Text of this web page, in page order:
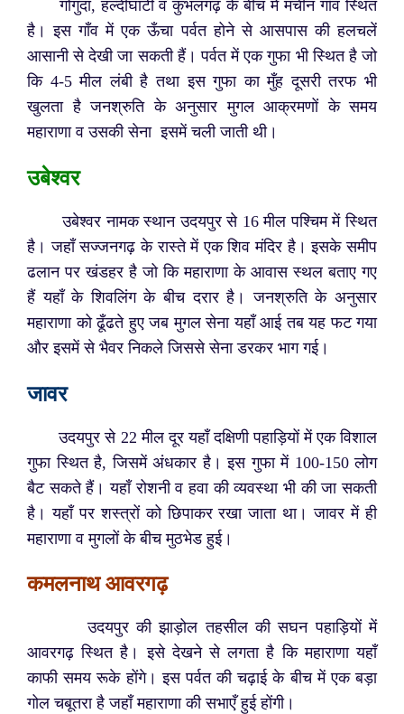
गोगुंदा, हल्दीघाटी व कुंभलगढ़ के बीच में मचीन गाँव स्थित
है। इस गाँव में एक ऊँचा पर्वत होने से आसपास की हलचलें
आसानी से देखी जा सकती हैं। पर्वत में एक गुफा भी स्थित है जो
कि 4-5 मील लंबी है तथा इस गुफा का मुँह दूसरी तरफ भी
खुलता है जनश्रुति के अनुसार मुगल आक्रमणों के समय
महाराणा व उसकी सेना इसमें चली जाती थी।
उबेश्वर
उबेश्वर नामक स्थान उदयपुर से 16 मील पश्चिम में स्थित
है। जहाँ सज्जनगढ़ के रास्ते में एक शिव मंदिर है। इसके समीप
ढलान पर खंडहर है जो कि महाराणा के आवास स्थल बताए गए
हैं यहाँ के शिवलिंग के बीच दरार है। जनश्रुति के अनुसार
महाराणा को ढूँढते हुए जब मुगल सेना यहाँ आई तब यह फट गया
और इसमें से भैवर निकले जिससे सेना डरकर भाग गई।
जावर
उदयपुर से 22 मील दूर यहाँ दक्षिणी पहाड़ियों में एक विशाल
गुफा स्थित है, जिसमें अंधकार है। इस गुफा में 100-150 लोग
बैट सकते हैं। यहाँ रोशनी व हवा की व्यवस्था भी की जा सकती
है। यहाँ पर शस्त्रों को छिपाकर रखा जाता था। जावर में ही
महाराणा व मुगलों के बीच मुठभेड हुई।
कमलनाथ आवरगढ़
उदयपुर की झाड़ोल तहसील की सघन पहाड़ियोंमें
आवरगढ़ स्थित है। इसे देखने से लगता है कि महाराणा यहाँ
काफी समय रूके होंगे। इस पर्वत की चढ़ाई के बीच में एक बड़ा
गोल चबूतरा है जहाँ महाराणा की सभाएँ हुई होंगी।